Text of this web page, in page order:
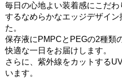
毎日の心地よい装着感にこだ
するなめらかなエッジデザイ
た。
保存液にPMPCとPEGの2種類
快適な一日をお届けします。
さらに、紫外線をカットする
います。